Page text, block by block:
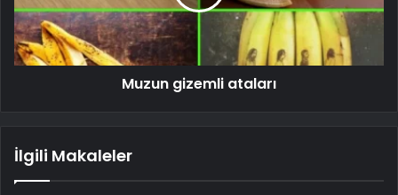
Muzun gizemli ataları
İlgili Makaleler